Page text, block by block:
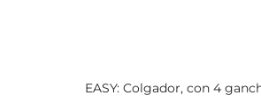
EASY: Colgador, con 4